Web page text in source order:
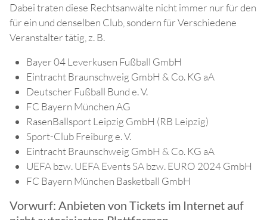
Dabei traten diese Rechtsanwälte nicht immer nur für den
für ein und denselben Club, sondern für Verschiedene
Veranstalter tätig, z. B.
Bayer 04 Leverkusen Fußball GmbH
Eintracht Braunschweig GmbH & Co. KG aA
Deutscher Fußball Bund e. V.
FC Bayern München AG
RasenBallsport Leipzig GmbH (RB Leipzig)
Sport-Club Freiburg e. V.
Eintracht Braunschweig GmbH & Co. KG aA
UEFA bzw. UEFA Events SA bzw. EURO 2024 GmbH
FC Bayern München Basketball GmbH
Vorwurf: Anbieten von Tickets im Internet auf